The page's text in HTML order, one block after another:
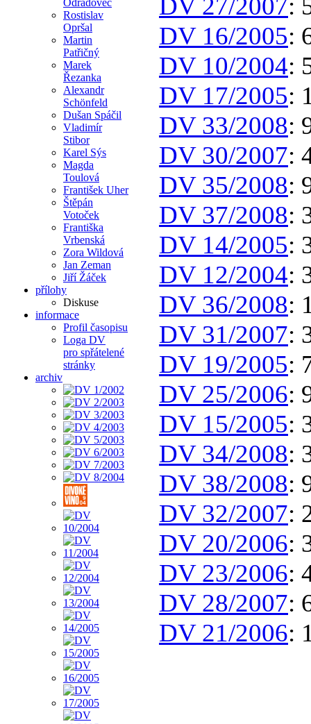
Rostislav
Opršal
Martin
Patřičný
Marek
Řezanka
Alexandr
Schönfeld
Dušan Spáčil
Vladimír
Stibor
Karel Sýs
Magda
Toulová
František Uher
Štěpán
Votoček
Františka
Vrbenská
Zora Wildová
Jan Zeman
Jiří Žáček
přílohy
Diskuse
informace
Profil časopisu
Loga DV
pro spřátelené
stránky
archiv
DV 27/2007:
DV 16/2005:
DV 10/2004:
DV 17/2005:
DV 33/2008:
DV 30/2007:
DV 35/2008:
DV 37/2008:
DV 14/2005:
DV 12/2004:
DV 36/2008:
DV 31/2007:
DV 19/2005:
DV 25/2006:
DV 15/2005:
DV 34/2008:
DV 38/2008:
DV 32/2007:
DV 20/2006:
DV 23/2006:
DV 28/2007:
DV 21/2006: